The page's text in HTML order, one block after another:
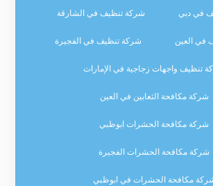
في دبي شركة تنظيف في الشارقة
في العين شركة تنظيف في الفجيرة
تنظيف واجهات زجاجية في الإمارات
شركة مكافحة الثعابين في العين
شركة مكافحة الحشرات ابوظبي
شركة مكافحة الحشرات الفجيرة
مكافحة الحشرات في ابوظبي